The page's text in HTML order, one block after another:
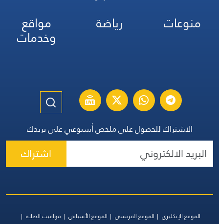
منوعات
رياضة مواقع
وخدمات
الاشتراك للحصول على ملخص أسبوعي على بريدك
اشتراك
الموقع الإنكليزي الموقع الفرنسي الموقع الأسباني
مواقيت الصلاة